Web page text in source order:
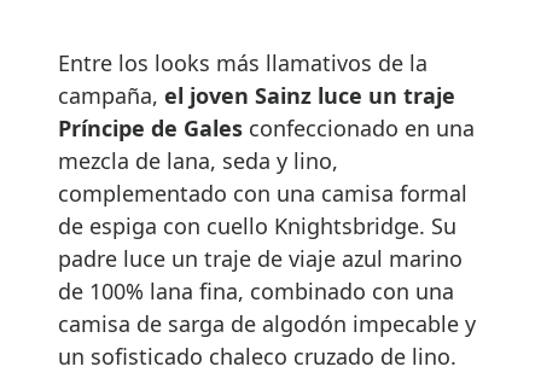
Entre los looks más llamativos de la
campaña, el joven Sainz luce un traje
Príncipe de Gales confeccionado en una
mezcla de lana, seda y lino,
complementado con una camisa formal
de espiga con cuello Knightsbridge. Su
padre luce un traje de viaje azul marino
de 100% lana fina, combinado con una
camisa de sarga de algodón impecable y
un sofisticado chaleco cruzado de lino.